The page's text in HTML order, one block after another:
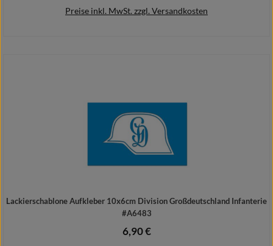
Preise inkl. MwSt. zzgl. Versandkosten
Lackierschablone Aufkleber 10x6cm Division Großdeutschland Infanterie
#A6483
Regulärer Preis:
6,90 €